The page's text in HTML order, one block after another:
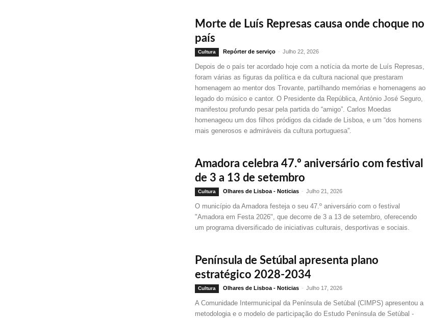
Morte de Luís Represas causa onde choque no
país
Cultura Repórter de serviço - Julho 22, 2026
Depois de o país ter acordado hoje com a notícia da morte de Luís Represas,
foram várias as figuras da política e da cultura nacional que prestaram
homenagem ao mentor dos Trovante, partilhando memórias e homenagens ao
legado do músico e cantor. O Presidente da República, António José Seguro,
manifestou profundo pesar pela partida do “amigo”. Carlos Moedas
homenageou um dos filhos pródigos da cidade de Lisboa, e um “dos homens
mais generosos e admiráveis da cultura portuguesa”.
Amadora celebra 47.º aniversário com festival
de 3 a 13 de setembro
Cultura Olhares de Lisboa - Noticias - Julho 21, 2026
O município da Amadora festeja o seu 47.º aniversário com o festival
"Amadora em Festa 2026", que decorre de 3 a 13 de setembro, oferecendo
um programa diversificado de iniciativas culturais, desportivas e sociais.
Península de Setúbal apresenta plano
estratégico 2028-2034
Cultura Olhares de Lisboa - Noticias - Julho 17, 2026
A Comunidade Intermunicipal da Península de Setúbal (CIMPS) apresentou a
metodologia e o modelo de participação do Estudo Península de Setúbal -